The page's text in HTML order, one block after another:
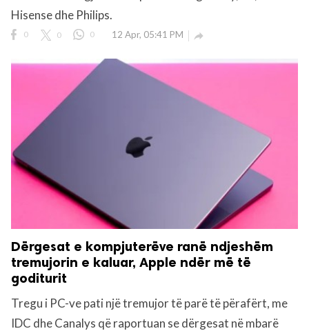
Hisense dhe Philips.
0 0 0 12 Apr, 05:41 PM 
Dërgesat e kompjuterëve ranë ndjeshëm
tremujorin e kaluar, Apple ndër më të
goditurit
Tregu i PC-ve pati një tremujor të parë të përafërt, me
IDC dhe Canalys që raportuan se dërgesat në mbarë